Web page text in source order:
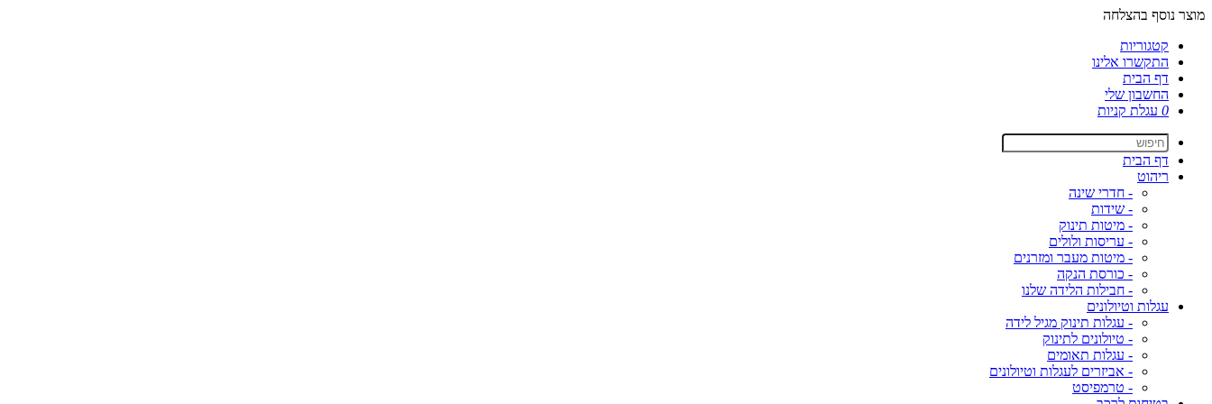
מוצר נוסף בהצלחה
קטגוריות
התקשרו אלינו
דף הבית
החשבון שלי
0 עגלת קניות
דף הבית
ריהוט
- חדרי שינה
- שידות
- מיטות תינוק
- עריסות ולולים
- מיטות מעבר ומזרנים
- כורסת הנקה
- חבילות הלידה שלנו
עגלות וטיולונים
- עגלות תינוק מגיל לידה
- טיולונים לתינוק
- עגלות תאומים
- אביזרים לעגלות וטיולונים
- טרמפיסט